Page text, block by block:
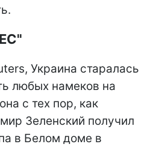
Украина старалась
любых намеков на
с тех пор, как
Зеленский получил
в Белом доме в